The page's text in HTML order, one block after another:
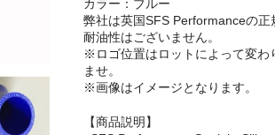
カラー：ブルー
弊社は英国SFS Performanceの正
耐油性はございません。
※ロゴ位置はロットによって変わ
ませ。
※画像はイメージとなります。
【商品説明】